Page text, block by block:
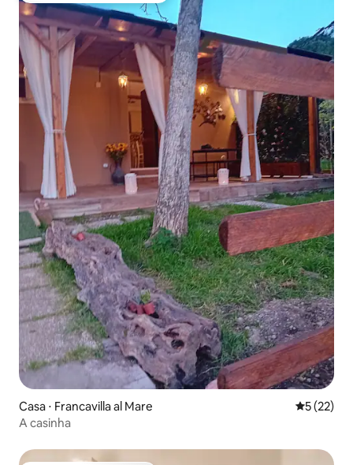
Casa ⋅ Francavilla al Mare 5 de uma
5 (22)
A casinha